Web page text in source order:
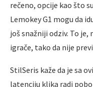
rečeno, opcije kao što
Lemokey G1 mogu da
još snažniji odziv. To
igrače, tako da nije
StilSeris kaže da je sa
latenciju klika radi